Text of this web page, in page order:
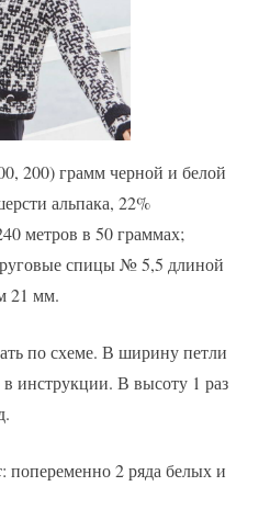
200) грамм черной и белой
альпака, 22%
метров в 50 граммах;
спицы № 5,5 длиной
21 мм.
по схеме. В ширину петли
инструкции. В высоту 1 раз
: попеременно 2 ряда белых и